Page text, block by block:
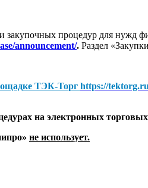
закупочных процедур для
announcement/. Раздел
ТЭК-Торг https://
на электронных
не использует.